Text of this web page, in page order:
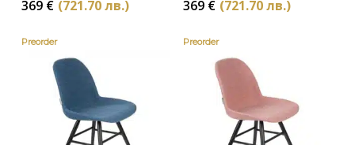
369 € (721.70 лв.) 369 € (721.70 лв.)
Preorder Preorder